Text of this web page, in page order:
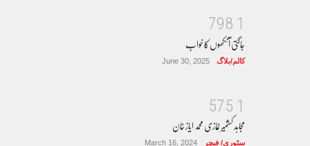
1
8
9
7
جاگتی آنکھوں کا خواب
کالم/بلاگ June 30, 2025
1
5
7
5
مجاہد کشمیر غازی محمد ایاز خان
سٹوری/ فیچر March 16, 2024